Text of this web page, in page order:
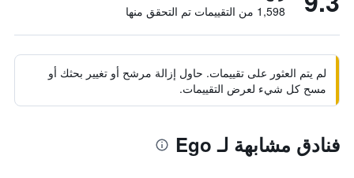
1,598 من التقييمات تم التحقق منها
لم يتم العثور على تقييمات. حاول إزالة مرشح أو تغيير بحثك أو
مسح كل شيء لعرض التقييمات.
فنادق مشابهة لـ Ego